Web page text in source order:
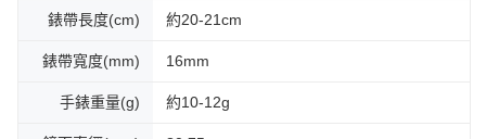
錶帶長度(cm) 約20-21cm
錶帶寬度(mm) 16mm
手錶重量(g) 約10-12g